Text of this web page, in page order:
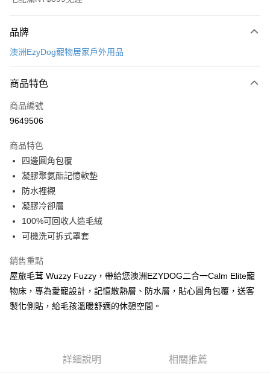
信用卡一次付款
Apple Pay
街口支付
ATM付款
運送方式
宅配
每筆NT$100，滿NT$899(含以上)免運費
離島宅配
每筆NT$100，滿NT$899(含以上)免運費
海外配送 查看運費
品牌
澳洲EzyDog寵物居家戶外用品
商品特色
商品編號
9649506
商品特色
四邊圓角包覆
凝膠聚氨酯記憶軟墊
防水裡襯
凝膠冷卻層
100%可回收人造毛絨
可機洗可拆式罩套
銷售重點
屋旅毛茸 Wuzzy Fuzzy，帶給您澳洲EZYDOG二合一Calm Elite寵
物床，專為愛寵設計，記憶散熱層、防水層，貼心圓角包覆，送客
製化側貼，給毛孩溫暖舒適的休憩空間。
詳細說明 相關推薦